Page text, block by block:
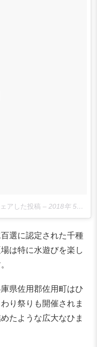
アした投稿 – 2018年 5月月1日午前8時39分PDT
選に認定された千種
は特に水遊びを楽し
県佐用郡佐用町はひ
り祭りも開催されま
たような広大なひま